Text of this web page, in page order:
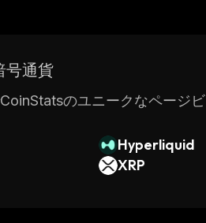
号通貨
のユニークなページ
Hyperliquid
XRP